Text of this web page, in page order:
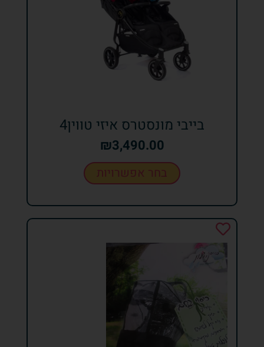
בייבי מונסטרס איזי טווין4
₪3,490.00
בחר אפשרויות